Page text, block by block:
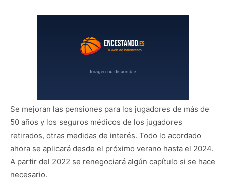
Se mejoran las pensiones para los jugadores de más de
50 años y los seguros médicos de los jugadores
retirados, otras medidas de interés. Todo lo acordado
ahora se aplicará desde el próximo verano hasta el 2024.
A partir del 2022 se renegociará algún capítulo si se hace
necesario.